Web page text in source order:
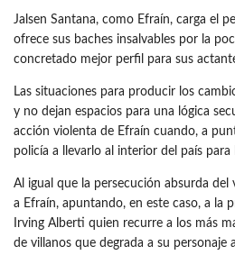
Jalsen Santana, como Efraín, carga el
ofrece sus baches insalvables por la
concretado mejor perfil para sus
Las situaciones para producir los
y no dejan espacios para una lógica
acción violenta de Efraín cuando, a
policía a llevarlo al interior del país para
Al igual que la persecución absurda
a Efraín, apuntando, en este caso, a la
Irving Alberti quien recurre a los más
de villanos que degrada a su personaje